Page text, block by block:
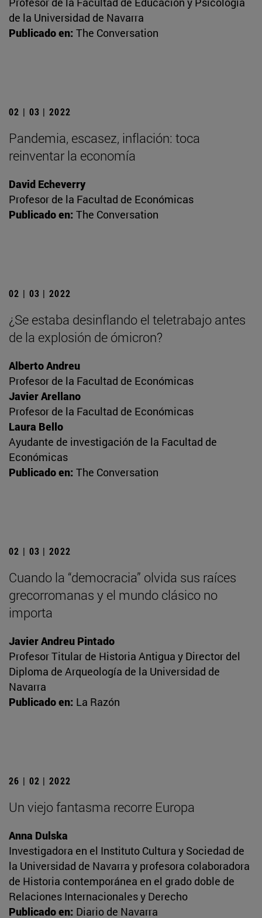
de la Universidad de Navarra
Publicado en: The Conversation
02 | 03 | 2022
Pandemia, escasez, inflación: toca
reinventar la economía
David Echeverry
Profesor de la Facultad de Económicas
Publicado en: The Conversation
02 | 03 | 2022
¿Se estaba desinflando el teletrabajo antes
de la explosión de ómicron?
Alberto Andreu
Profesor de la Facultad de Económicas
Javier Arellano
Profesor de la Facultad de Económicas
Laura Bello
Ayudante de investigación de la Facultad de
Económicas
Publicado en: The Conversation
02 | 03 | 2022
Cuando la “democracia” olvida sus raíces
grecorromanas y el mundo clásico no
importa
Javier Andreu Pintado
Profesor Titular de Historia Antigua y Director del
Diploma de Arqueología de la Universidad de
Navarra
Publicado en: La Razón
26 | 02 | 2022
Un viejo fantasma recorre Europa
Anna Dulska
Investigadora en el Instituto Cultura y Sociedad de
la Universidad de Navarra y profesora colaboradora
de Historia contemporánea en el grado doble de
Relaciones Internacionales y Derecho
Publicado en: Diario de Navarra